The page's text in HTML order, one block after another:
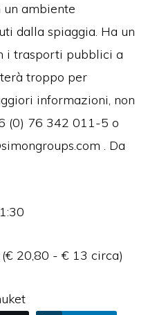
un ambiente
dalla spiaggia. Ha un
i trasporti pubblici a
troppo per
informazioni, non
(0) 76 342 011-5 o
. Da
20,80 - € 13 circa)